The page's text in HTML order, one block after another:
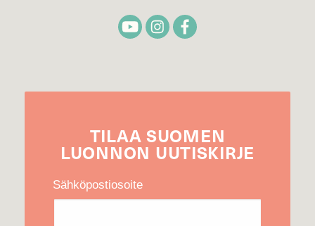
TILAA SUOMEN
LUONNON UUTIS­KIRJE
Sähköpostiosoite